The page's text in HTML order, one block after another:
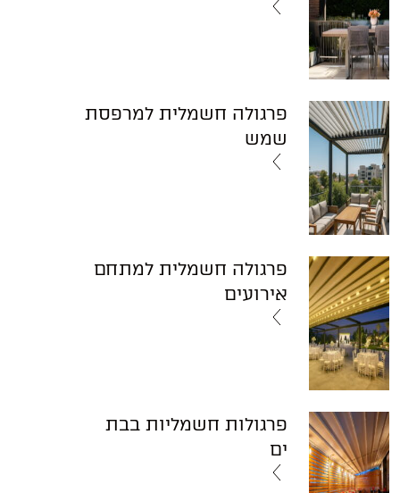
פרגולה חשמלית למרפסת
שמש
פרגולה חשמלית למתחם
אירועים
פרגולות חשמליות בבת
ים